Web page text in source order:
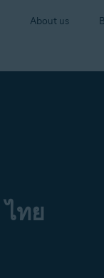
About us
ทย